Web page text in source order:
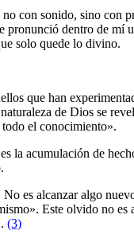
con sonido, sino
dentro de
solo quede lo divino.
que han
de Dios se
el conocimiento».
la acumulación de
es alcanzar algo
Este olvido no
(3)